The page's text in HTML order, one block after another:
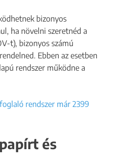
bizonyos
ha növelni szeretnéd a
t), bizonyos számú
Ebben az esetben
rendszer működne a
és